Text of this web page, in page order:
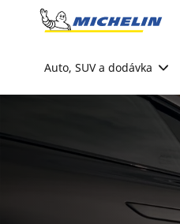
Go to page content
Auto, SUV a dodávka